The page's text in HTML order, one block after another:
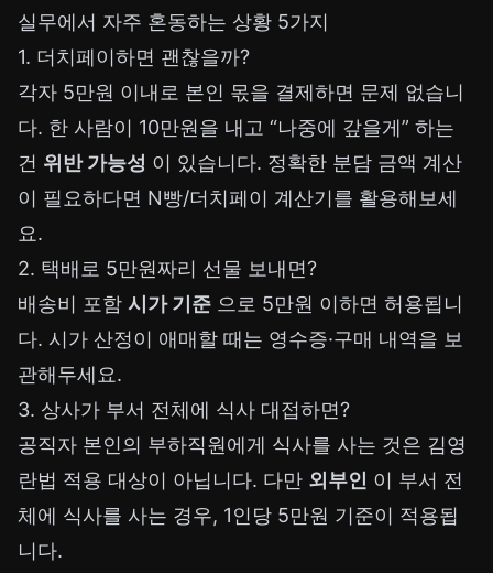
실무에서 자주 혼동하는 상황 5가지
1. 더치페이하면 괜찮을까?
각자 5만원 이내로 본인 몫을 결제하면 문제 없습니
다. 한 사람이 10만원을 내고 “나중에 갚을게” 하는
건 위반 가능성 이 있습니다. 정확한 분담 금액 계산
이 필요하다면 N빵/더치페이 계산기를 활용해보세
요.
2. 택배로 5만원짜리 선물 보내면?
배송비 포함 시가 기준 으로 5만원 이하면 허용됩니
다. 시가 산정이 애매할 때는 영수증·구매 내역을 보
관해두세요.
3. 상사가 부서 전체에 식사 대접하면?
공직자 본인의 부하직원에게 식사를 사는 것은 김영
란법 적용 대상이 아닙니다. 다만 외부인 이 부서 전
체에 식사를 사는 경우, 1인당 5만원 기준이 적용됩
니다.